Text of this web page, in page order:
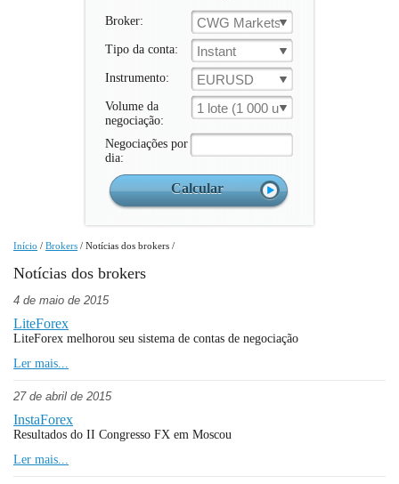
Broker: CWG Markets
Tipo da conta: Instant
Instrumento: EURUSD
Volume da
negociação:
1 lote (1 000 un.)
Negociações por
dia:
Início / Brokers / Notícias dos brokers /
Notícias dos brokers
4 de maio de 2015
LiteForex
LiteForex melhorou seu sistema de contas de negociação
Ler mais...
27 de abril de 2015
InstaForex
Resultados do II Congresso FX em Moscou
Ler mais...